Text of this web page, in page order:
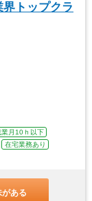
トップクラ
業月10ｈ以下
在宅業務あり
ある